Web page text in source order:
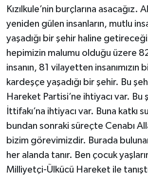
Kızılkule’nin burçlarına asacağız.
yeniden gülen insanların, mutlu
yaşadığı bir şehir haline
hepimizin malumu olduğu üzere
insanın, 81 vilayetten insanımızın
kardeşçe yaşadığı bir şehir. Bu
Hareket Partisi’ne ihtiyacı var. Bu
İttifakı’na ihtiyacı var. Buna katkı
bundan sonraki süreçte Cenabı
bizim görevimizdir. Burada
her alanda tanır. Ben çocuk
Milliyetçi-Ülkücü Hareket ile